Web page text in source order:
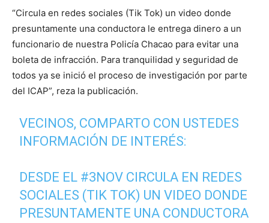
“Circula en redes sociales (Tik Tok) un video donde
presuntamente una conductora le entrega dinero a un
funcionario de nuestra Policía Chacao para evitar una
boleta de infracción. Para tranquilidad y seguridad de
todos ya se inició el proceso de investigación por parte
del ICAP”, reza la publicación.
VECINOS, COMPARTO CON USTEDES
INFORMACIÓN DE INTERÉS:
DESDE EL #3NOV CIRCULA EN REDES
SOCIALES (TIK TOK) UN VIDEO DONDE
PRESUNTAMENTE UNA CONDUCTORA